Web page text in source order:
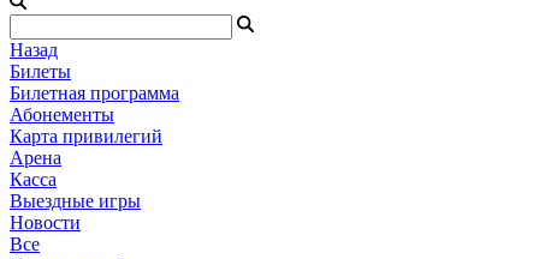
Назад
Билеты
Билетная программа
Абонементы
Карта привилегий
Арена
Касса
Выездные игры
Новости
Все